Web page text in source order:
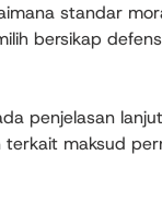
standar
bersikap
penjelasan
terkait maksud